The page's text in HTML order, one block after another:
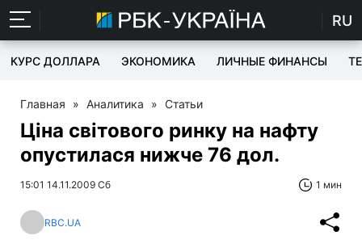
RU
КУРС ДОЛЛАРА ЭКОНОМИКА ЛИЧНЫЕ ФИНАНСЫ
Главная » Аналитика » Статьи
Ціна світового ринку на нафту
опустилася нижче 76 дол.
15:01 14.11.2009 Сб 1 мин
RBC.UA